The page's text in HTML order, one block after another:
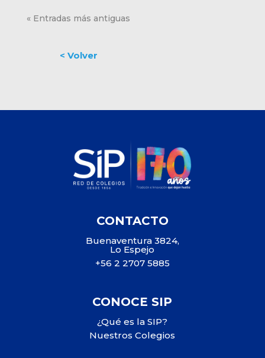
« Entradas más antiguas
CONTACTO
Buenaventura 3824,
Lo Espejo
+56 2 2707 5885
CONOCE SIP
¿Qué es la SIP?
Nuestros Colegios